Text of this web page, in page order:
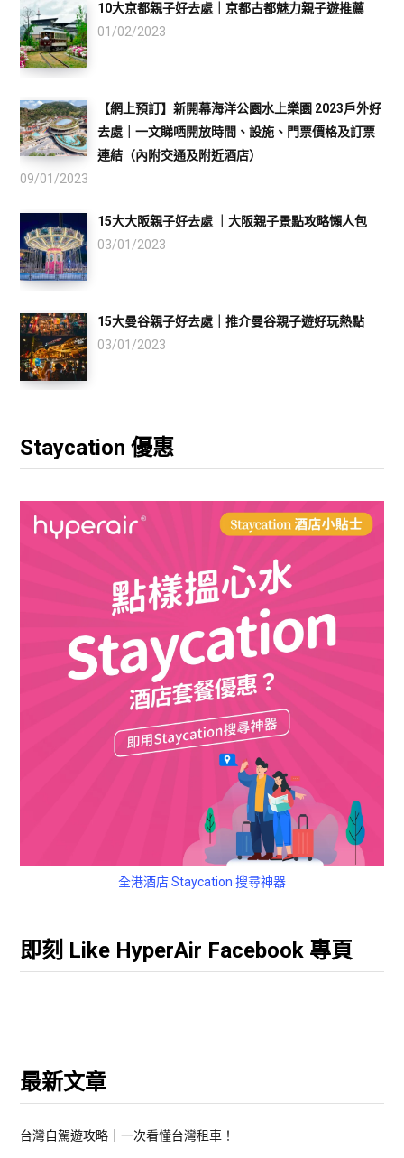
10大京都親子好去處｜京都古都魅力親子遊推薦
01/02/2023
【網上預訂】新開幕海洋公園水上樂園 2023戶外好
去處｜一文睇哂開放時間、設施、門票價格及訂票
連結（內附交通及附近酒店）
09/01/2023
15大大阪親子好去處 ｜大阪親子景點攻略懶人包
03/01/2023
15大曼谷親子好去處｜推介曼谷親子遊好玩熱點
03/01/2023
Staycation 優惠
全港酒店 Staycation 搜尋神器
即刻 Like HyperAir Facebook 專頁
最新文章
台灣自駕遊攻略｜一次看懂台灣租車！